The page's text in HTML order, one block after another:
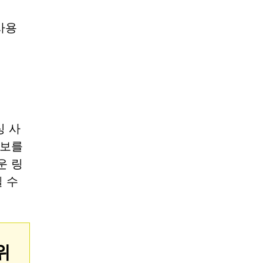
용
사
를
링
수